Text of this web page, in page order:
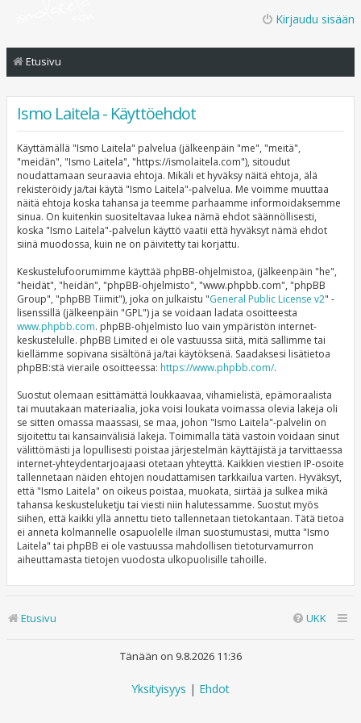
Kirjaudu sisään
Etusivu
Ismo Laitela - Käyttöehdot
Käyttämällä "Ismo Laitela" palvelua (jälkeenpäin "me", "meitä",
"meidän", "Ismo Laitela", "https://ismolaitela.com"), sitoudut
noudattamaan seuraavia ehtoja. Mikäli et hyväksy näitä ehtoja, älä
rekisteröidy ja/tai käytä "Ismo Laitela"-palvelua. Me voimme muuttaa
näitä ehtoja koska tahansa ja teemme parhaamme informoidaksemme
sinua. On kuitenkin suositeltavaa lukea nämä ehdot säännöllisesti,
koska "Ismo Laitela"-palvelun käyttö vaatii että hyväksyt nämä ehdot
siinä muodossa, kuin ne on päivitetty tai korjattu.
Keskustelufoorumimme käyttää phpBB-ohjelmistoa, (jälkeenpäin "he",
"heidät", "heidän", "phpBB-ohjelmisto", "www.phpbb.com", "phpBB
Group", "phpBB Tiimit"), joka on julkaistu "General Public License v2" -
lisenssillä (jälkeenpäin "GPL") ja se voidaan ladata osoitteesta
www.phpbb.com. phpBB-ohjelmisto luo vain ympäristön internet-
keskustelulle. phpBB Limited ei ole vastuussa siitä, mitä sallimme tai
kiellämme sopivana sisältönä ja/tai käytöksenä. Saadaksesi lisätietoa
phpBB:stä vieraile osoitteessa: https://www.phpbb.com/.
Suostut olemaan esittämättä loukkaavaa, vihamielistä, epämoraalista
tai muutakaan materiaalia, joka voisi loukata voimassa olevia lakeja oli
se sitten omassa maassasi, se maa, johon "Ismo Laitela"-palvelin on
sijoitettu tai kansainvälisiä lakeja. Toimimalla tätä vastoin voidaan sinut
välittömästi ja lopullisesti poistaa järjestelmän käyttäjistä ja tarvittaessa
internet-yhteydentarjoajaasi otetaan yhteyttä. Kaikkien viestien IP-osoite
tallennetaan näiden ehtojen noudattamisen tarkkailua varten. Hyväksyt,
että "Ismo Laitela" on oikeus poistaa, muokata, siirtää ja sulkea mikä
tahansa keskusteluketju tai viesti niin halutessamme. Suostut myös
siihen, että kaikki yllä annettu tieto tallennetaan tietokantaan. Tätä tietoa
ei anneta kolmannelle osapuolelle ilman suostumustasi, mutta "Ismo
Laitela" tai phpBB ei ole vastuussa mahdollisen tietoturvamurron
aiheuttamasta tietojen vuodosta ulkopuolisille tahoille.
Etusivu UKK
Tänään on 9.8.2026 11:36
Yksityisyys | Ehdot